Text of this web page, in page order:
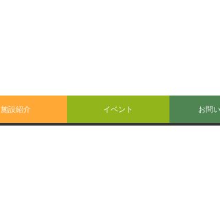
施設紹介 イベント お問